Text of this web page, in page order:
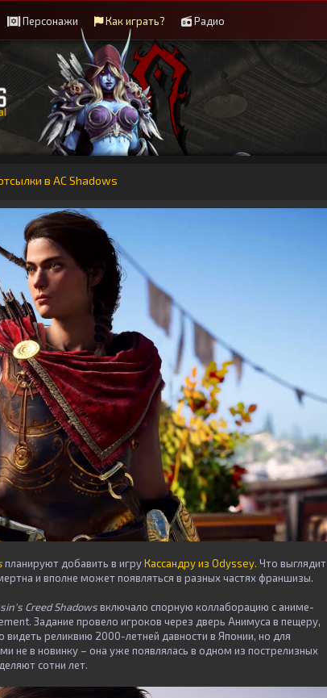
Персонажи Как играть? Радио
в AC Shadows
планируют добавить в игруКассандру из Odyssey. Что выглядит
и вполне может появляться в разных частях франшизы.
Creed Shadowsвключало спорную коллаборацию с аниме-
Задание провело игроков через дверь Анимуса в пещеру,
видеть реликвию 2000-летней давности в Японии, но для
не в новинку – она уже появлялась в одном из пострелизных
сотни лет.